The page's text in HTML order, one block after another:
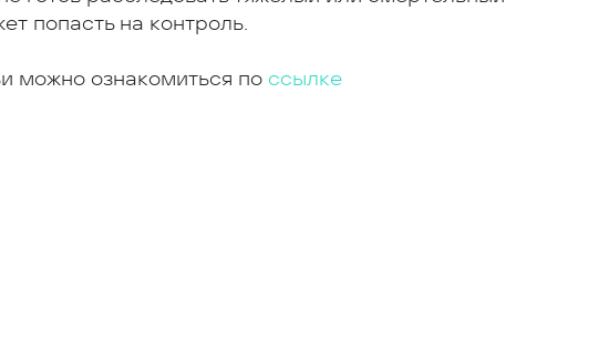
попасть на контроль.
можно ознакомиться по ссылке